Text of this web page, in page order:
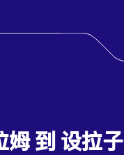
姆 到 设拉子